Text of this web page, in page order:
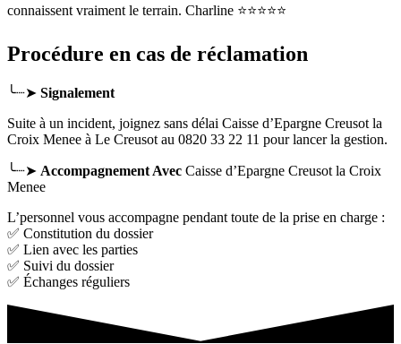
connaissent vraiment le terrain. Charline ⭐⭐⭐⭐⭐
Procédure en cas de réclamation
╰┈➤ Signalement
Suite à un incident, joignez sans délai Caisse d’Epargne Creusot la
Croix Menee à Le Creusot au 0820 33 22 11 pour lancer la gestion.
╰┈➤ Accompagnement Avec Caisse d’Epargne Creusot la Croix
Menee
L’personnel vous accompagne pendant toute de la prise en charge :
✅ Constitution du dossier
✅ Lien avec les parties
✅ Suivi du dossier
✅ Échanges réguliers